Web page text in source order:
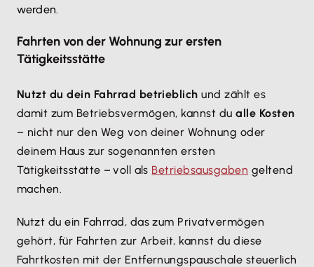
werden.
Fahrten von der Wohnung zur ersten
Tätigkeitsstätte
Nutzt du dein Fahrrad betrieblich und zählt es
damit zum Betriebsvermögen, kannst dualle Kosten
– nicht nur den Weg von deiner Wohnung oder
deinem Haus zur sogenannten ersten
Tätigkeitsstätte – voll als Betriebsausgaben geltend
machen.
Nutzt du ein Fahrrad, das zum Privatvermögen
gehört, für Fahrten zur Arbeit, kannst du diese
Fahrtkosten mit der Entfernungspauschale steuerlich